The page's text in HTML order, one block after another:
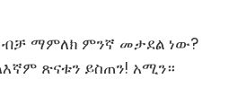
ብቻ ማምለክ ምንኛ መታደል ነው?
ጽናቱን ይስጠን! አሚን።